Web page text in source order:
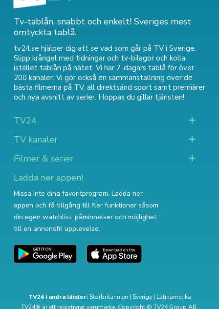
Tv-tablån, snabbt och enkelt! Sveriges mest
omtyckta tablå.
tv24.se hjälper dig att se vad som går på TV i Sverige.
Slipp krångel med tidningar och tv-bilagor och kolla
istället tablån på nätet. Vi har 7-dagars tablå för över
200 kanaler. Vi gör också en sammanställning över de
bästa filmerna på TV, all direktsänd sport samt premiärer
och nya avsnitt av serier. Hoppas du gillar tjänsten!
TV24
TV kanaler
Filmer & serier
Ladda ner appen!
Missa inte dina favoritprogram. Ladda ner
appen och få tillgång till fler funktioner såsom
din egen watchlist, påminnelser och möjlighet
till en annonsfri upplevelse.
TV24 i andra länder: Storbritannien | Sverige| Latinamerika
TV24® är ett registrerat varumärke. Copyright © TV24 Group AB.